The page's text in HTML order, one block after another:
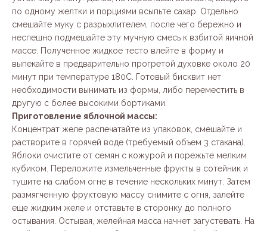
по одному желтки и порциями всыпьте сахар. Отдельно
смешайте муку с разрыхлителем, после чего бережно и
неспешно подмешайте эту мучную смесь к взбитой яичной
массе. Полученное жидкое тесто влейте в форму и
выпекайте в предварительно прогретой духовке около 20
минут при температуре 180С. Готовый бисквит нет
необходимости вынимать из формы, либо переместить в
другую с более высокими бортиками.
Приготовление яблочной массы:
Концентрат желе распечатайте из упаковок, смешайте и
растворите в горячей воде (требуемый объем 3 стакана).
Яблоки очистите от семян с кожурой и порежьте мелким
кубиком. Переложите измельченные фрукты в сотейник и
тушите на слабом огне в течение нескольких минут. Затем
размягченную фруктовую массу снимите с огня, залейте
еще жидким желе и отставьте в сторонку до полного
остывания. Остывая, желейная масса начнет загустевать. На